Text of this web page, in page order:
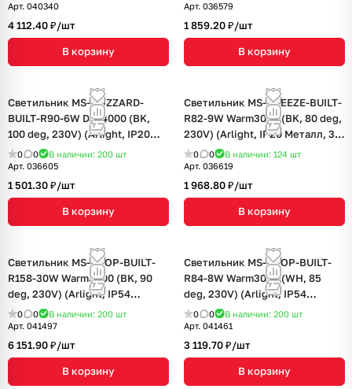
Арт. 040340
4 112.40 ₽/шт
В корзину
Арт. 036579
1 859.20 ₽/шт
В корзину
Светильник MS-BLIZZARD-
BUILT-R90-6W Day4000 (BK,
100 deg, 230V) (Arlight, IP20
Металл, 3 года)
0 0 В наличии: 200 шт
Арт. 036605
1 501.30 ₽/шт
В корзину
Светильник MS-BREEZE-BUILT-
R82-9W Warm3000 (BK, 80 deg,
230V) (Arlight, IP20 Металл, 3
года)
0 0 В наличии: 124 шт
Арт. 036619
1 968.80 ₽/шт
В корзину
Светильник MS-DROP-BUILT-
R158-30W Warm3000 (BK, 90
deg, 230V) (Arlight, IP54
Металл, 5 лет)
0 0 В наличии: 200 шт
Арт. 041497
6 151.90 ₽/шт
В корзину
Светильник MS-DROP-BUILT-
R84-8W Warm3000 (WH, 85
deg, 230V) (Arlight, IP54
Металл, 5 лет)
0 0 В наличии: 200 шт
Арт. 041461
3 119.70 ₽/шт
В корзину